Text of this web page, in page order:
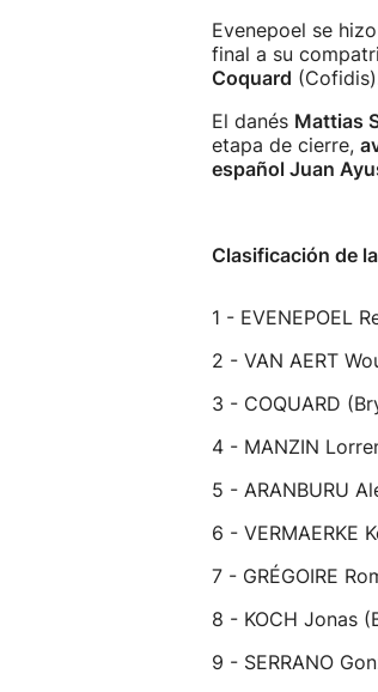
Evenepoel se
final a su
Coquard
El danés Mattias
etapa de cierre,
español Juan
Clasificación de
1 - EVENEPOEL
2 - VAN AERT
3 - COQUARD
4 - MANZIN
5 - ARANBURU
6 - VERMAERKE
7 - GRÉGOIRE
8 - KOCH Jonas
9 - SERRANO